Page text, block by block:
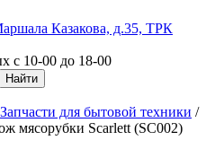
Казакова, д.35, ТРК
с 10-00 до 18-00
Запчасти для бытовой техники /
мясорубки Scarlett (SC002)